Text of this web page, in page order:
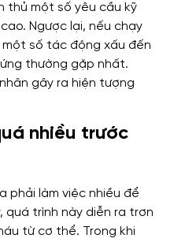
thủ một số yêu cầu kỹ
Ngược lại, nếu chạy
số tác động xấu đến
thường gặp nhất.
gây ra hiện tượng
nhiều trước
phải làm việc nhiều để
quá trình này diễn ra trơn
từ cơ thể. Trong khi